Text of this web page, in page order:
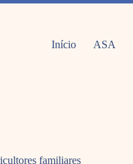
Início ASA
familiares